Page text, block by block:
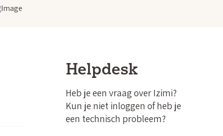
Helpdesk
Heb je een vraag over Izimi?
Kun je niet inloggen of heb je
een technisch probleem?